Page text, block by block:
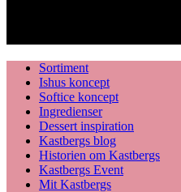
Sortiment
Ishus koncept
Softice koncept
Ingredienser
Dessert inspiration
Kastbergs blog
Historien om Kastbergs
Kastbergs Event
Mit Kastbergs